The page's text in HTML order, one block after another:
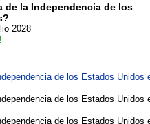
de la Independencia de los
2028
de los Estados Unidos
de los Estados Unidos
de los Estados Unidos